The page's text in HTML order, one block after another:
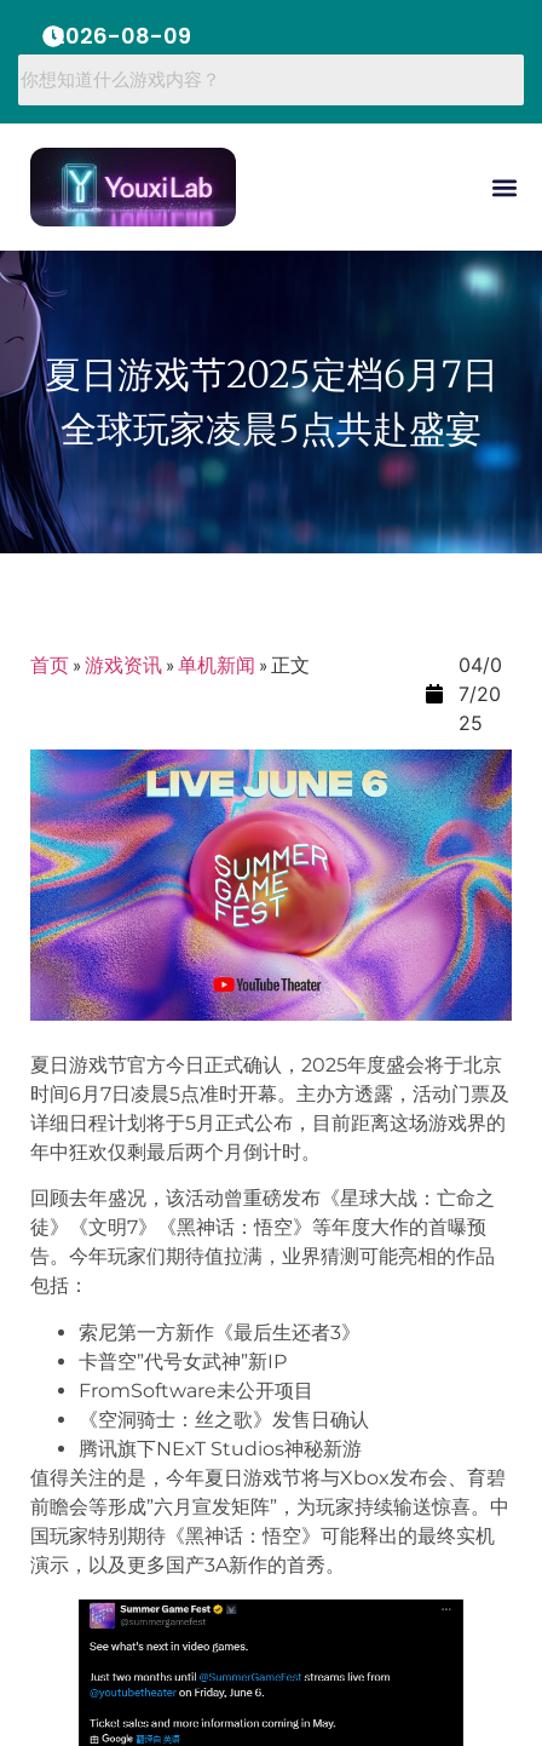
2026-08-09
夏日游戏节2025定档6月7日
全球玩家凌晨5点共赴盛宴
首页 »游戏资讯 »单机新闻 » 正文
04/0
7/20
25
夏日游戏节官方今日正式确认，2025年度盛会将于北京
时间6月7日凌晨5点准时开幕。主办方透露，活动门票及
详细日程计划将于5月正式公布，目前距离这场游戏界的
年中狂欢仅剩最后两个月倒计时。
回顾去年盛况，该活动曾重磅发布《星球大战：亡命之
徒》《文明7》《黑神话：悟空》等年度大作的首曝预
告。今年玩家们期待值拉满，业界猜测可能亮相的作品
包括：
索尼第一方新作《最后生还者3》
卡普空”代号女武神”新IP
FromSoftware未公开项目
《空洞骑士：丝之歌》发售日确认
腾讯旗下NExT Studios神秘新游
值得关注的是，今年夏日游戏节将与Xbox发布会、育碧
前瞻会等形成”六月宣发矩阵”，为玩家持续输送惊喜。中
国玩家特别期待《黑神话：悟空》可能释出的最终实机
演示，以及更多国产3A新作的首秀。